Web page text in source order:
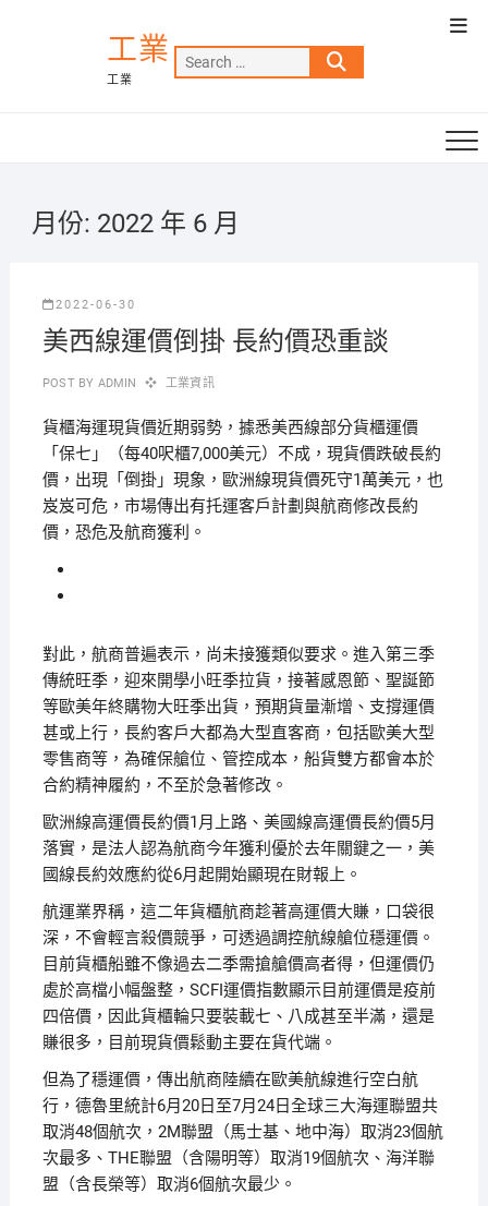
工業
工業
Search
…
月份: 2022 年 6 月
2022-06-30
美西線運價倒掛 長約價恐重談
POST BY ADMIN 工業資訊
貨櫃海運現貨價近期弱勢，據悉美西線部分貨櫃運價
「保七」（每40呎櫃7,000美元）不成，現貨價跌破長約
價，出現「倒掛」現象，歐洲線現貨價死守1萬美元，也
岌岌可危，市場傳出有托運客戶計劃與航商修改長約
價，恐危及航商獲利。
對此，航商普遍表示，尚未接獲類似要求。進入第三季
傳統旺季，迎來開學小旺季拉貨，接著感恩節、聖誕節
等歐美年終購物大旺季出貨，預期貨量漸增、支撐運價
甚或上行，長約客戶大都為大型直客商，包括歐美大型
零售商等，為確保艙位、管控成本，船貨雙方都會本於
合約精神履約，不至於急著修改。
歐洲線高運價長約價1月上路、美國線高運價長約價5月
落實，是法人認為航商今年獲利優於去年關鍵之一，美
國線長約效應約從6月起開始顯現在財報上。
航運業界稱，這二年貨櫃航商趁著高運價大賺，口袋很
深，不會輕言殺價競爭，可透過調控航線艙位穩運價。
目前貨櫃船雖不像過去二季需搶艙價高者得，但運價仍
處於高檔小幅盤整，SCFI運價指數顯示目前運價是疫前
四倍價，因此貨櫃輪只要裝載七、八成甚至半滿，還是
賺很多，目前現貨價鬆動主要在貨代端。
但為了穩運價，傳出航商陸續在歐美航線進行空白航
行，德魯里統計6月20日至7月24日全球三大海運聯盟共
取消48個航次，2M聯盟（馬士基、地中海）取消23個航
次最多、THE聯盟（含陽明等）取消19個航次、海洋聯
盟（含長榮等）取消6個航次最少。